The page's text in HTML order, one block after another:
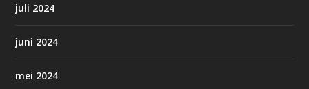
juli 2024
juni 2024
mei 2024